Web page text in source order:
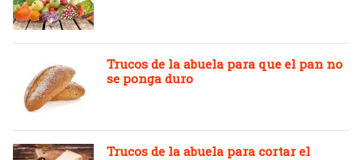
Trucos de la abuela para que el pan no
se ponga duro
Trucos de la abuela para cortar el